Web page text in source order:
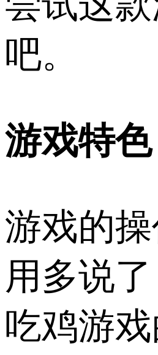
吧。
游戏特色
游戏的
用多说
吃鸡游